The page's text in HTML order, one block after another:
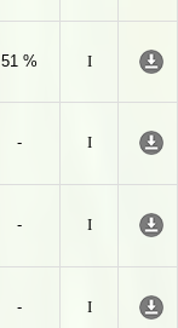
51 %
I
-
I
-
I
-
I